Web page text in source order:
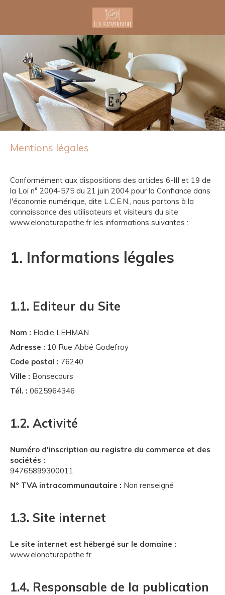
Mentions légales
Conformément aux dispositions des articles 6-III et 19 de
la Loi n° 2004-575 du 21 juin 2004 pour la Confiance dans
l'économie numérique, dite L.C.E.N., nous portons à la
connaissance des utilisateurs et visiteurs du site
www.elonaturopathe.fr les informations suivantes :
1. Informations légales
1.1. Editeur du Site
Nom : Elodie LEHMAN
Adresse : 10 Rue Abbé Godefroy
Code postal : 76240
Ville : Bonsecours
Tél. : 0625964346
1.2. Activité
Numéro d'inscription au registre du commerce et des
sociétés :
94765899300011
N° TVA intracommunautaire : Non renseigné
1.3. Site internet
Le site internet est hébergé sur le domaine :
www.elonaturopathe.fr
1.4. Responsable de la publication